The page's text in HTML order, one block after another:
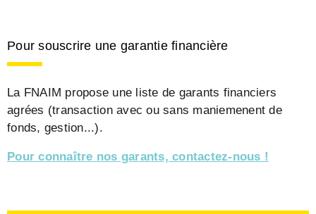
Pour souscrire une garantie financière
La FNAIM propose une liste de garants financiers
agrées (transaction avec ou sans maniemenent de
fonds, gestion...).
Pour connaître nos garants, contactez-nous !